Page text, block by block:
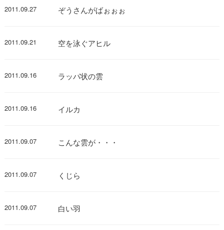
2011.09.27 ぞうさんがばぉぉぉ
2011.09.21 空を泳ぐアヒル
2011.09.16 ラッパ状の雲
2011.09.16 イルカ
2011.09.07 こんな雲が・・・
2011.09.07 くじら
2011.09.07 白い羽